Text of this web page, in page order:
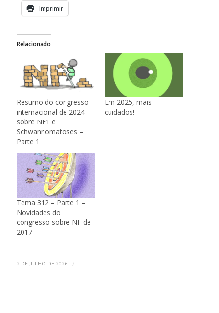
Imprimir
Relacionado
Resumo do congresso
internacional de 2024
sobre NF1 e
Schwannomatoses –
Parte 1
Em 2025, mais
cuidados!
Tema 312 – Parte 1 –
Novidades do
congresso sobre NF de
2017
2 DE JULHO DE 2026 /